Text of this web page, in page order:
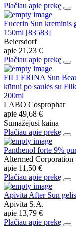
Plačiau apie prekę
Eucerin Sun
150ml [83583]
Beiersdorf
apie 21,23 €
Plačiau apie prekę
FILLERINA Sun
kūnui po saulės su
200ml
LABO Cosprophar
apie 49,68 €
Sumažėjusi kaina
Plačiau apie prekę
Panthenol forte 9%
Altermed Corporation
apie 11,50 €
Plačiau apie prekę
Apivita After Sun
Apivita S.A.
apie 13,79 €
Plačiau apie prekę